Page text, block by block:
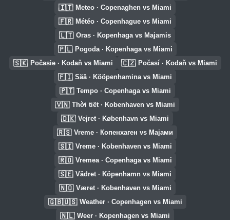
🇮🇹 Meteo · Copenaghen vs Miami
🇫🇷 Météo · Copenhague vs Miami
🇱🇹 Oras · Kopenhaga vs Majamis
🇵🇱 Pogoda · Kopenhaga vs Miami
🇸🇰 Počasie · Kodaň vs Miami 🇨🇿 Počasí · Kodaň vs Miami
🇫🇮 Sää · Kööpenhamina vs Miami
🇵🇹 Tempo · Copenhaga vs Miami
🇻🇳 Thời tiết · Kobenhaven vs Miami
🇩🇰 Vejret · København vs Miami
🇷🇸 Vreme · Копенхаген vs Мајами
🇸🇮 Vreme · Kobenhaven vs Miami
🇷🇴 Vremea · Copenhaga vs Miami
🇸🇪 Vädret · Köpenhamn vs Miami
🇳🇴 Været · Kobenhaven vs Miami
🇬🇧🇺🇸 Weather · Copenhagen vs Miami
🇳🇱 Weer · Kopenhagen vs Miami